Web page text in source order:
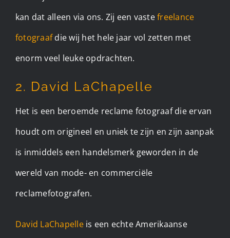
kan dat alleen via ons. Zij een vastefreelance
fotograafdie wij het hele jaar vol zetten met
enorm veel leuke opdrachten.
2. David LaChapelle
Het is een beroemde reclame fotograaf die ervan
houdt om origineel en uniek te zijn en zijn aanpak
is inmiddels een handelsmerk geworden in de
wereld van mode- en commerciële
reclamefotografen.
David LaChapelleis een echte Amerikaanse